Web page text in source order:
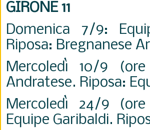
GIRONE 11
Domenica 7/9:
Riposa: Bregnanese
Mercoledì 10/9
Andratese. Riposa:
Mercoledì 24/9
Equipe Garibaldi.